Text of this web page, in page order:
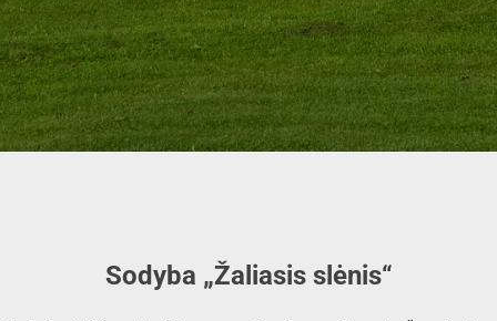
Sodyba „Žaliasis slėnis“